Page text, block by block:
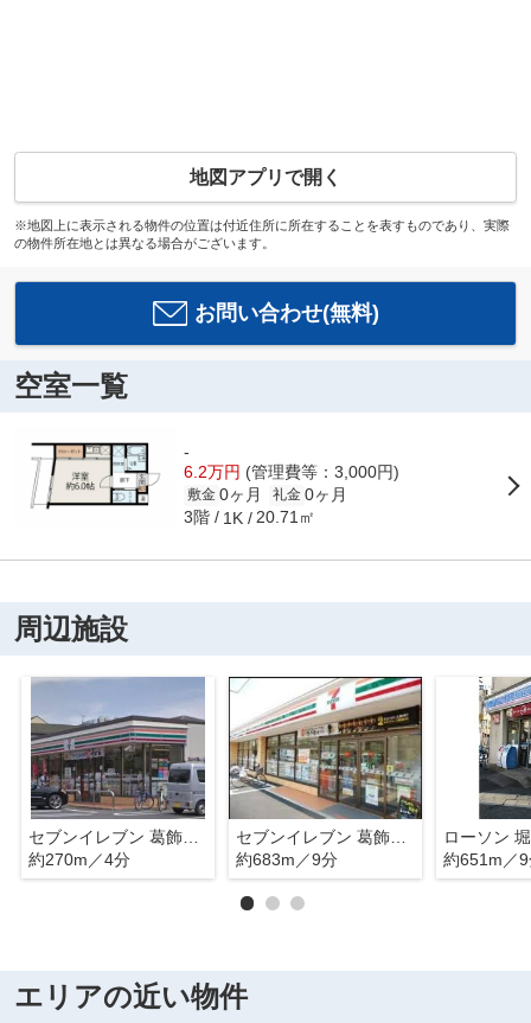
地図アプリで開く
※地図上に表示される物件の位置は付近住所に所在することを表すものであり、実際
の物件所在地とは異なる場合がございます。
お問い合わせ(無料)
空室一覧
-
6.2万円 (管理費等：3,000円)
敷金 0ヶ月 礼金 0ヶ月
3階 1K 20.71㎡
周辺施設
セブンイレブン 葛飾堀切1丁目店
約270m／4分
セブンイレブン 葛飾堀切4丁目店
約683m／9分
ローソン
約651m／
エリアの近い物件